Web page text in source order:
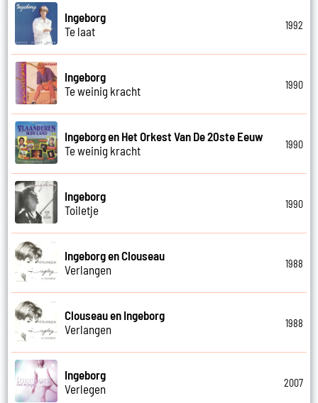
Ingeborg
Te laat
1992
Ingeborg
Te weinig kracht
1990
Ingeborg en Het Orkest Van De 20ste Eeuw
Te weinig kracht
1990
Ingeborg
Toiletje
1990
Ingeborg en Clouseau
Verlangen
1988
Clouseau en Ingeborg
Verlangen
1988
Ingeborg
Verlegen
2007